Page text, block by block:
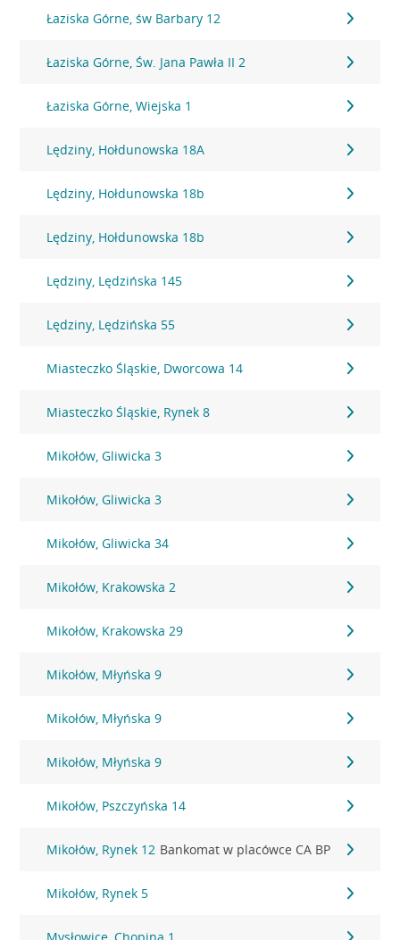
Łaziska Górne, św Barbary 12
Łaziska Górne, Św. Jana Pawła II 2
Łaziska Górne, Wiejska 1
Lędziny, Hołdunowska 18A
Lędziny, Hołdunowska 18b
Lędziny, Hołdunowska 18b
Lędziny, Lędzińska 145
Lędziny, Lędzińska 55
Miasteczko Śląskie, Dworcowa 14
Miasteczko Śląskie, Rynek 8
Mikołów, Gliwicka 3
Mikołów, Gliwicka 3
Mikołów, Gliwicka 34
Mikołów, Krakowska 2
Mikołów, Krakowska 29
Mikołów, Młyńska 9
Mikołów, Młyńska 9
Mikołów, Młyńska 9
Mikołów, Pszczyńska 14
Mikołów, Rynek 12 Bankomat w placówce CA BP
Mikołów, Rynek 5